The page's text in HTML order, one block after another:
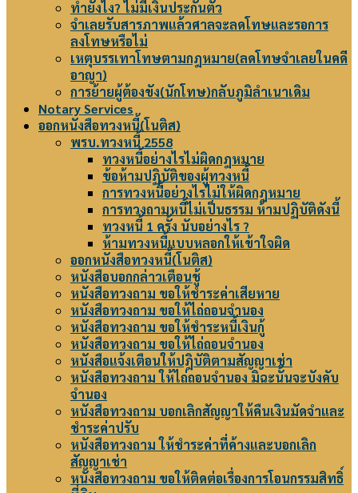
ทำยังไง? ไม่มีเงินประกันตัว
จำเลยรับสารภาพแล้วศาลจะลดโทษและรอการ
ลงโทษหรือไม่
เหตุบรรเทาโทษตามกฎหมาย(ลดโทษจำเลยในคดี
อาญา)
การย้ายผู้ต้องขัง(นักโทษ)กลับภูมิลำเนาเดิม
Notary Services
ออกหนังสือทวงหนี้(โนติส)
พรบ.ทวงหนี้ 2558
ทวงหนี้อย่างไรไม่ผิดกฎหมาย
ข้อห้ามปฏิบัติของผู้ทวงหนี้
การทวงหนี้อย่างไรไม่ให้ผิดกฎหมาย
การทวงถามหนี้ไม่เป็นธรรม ห้ามปฏิบัติดังนี้
ทวงหนี้ 1 ครั้ง นับอย่างไร ?
ห้ามทวงหนี้แบบหลอกให้เข้าใจผิด
ออกหนังสือทวงหนี้(โนติส)
หนังสือบอกกล่าวเตือนชู้
หนังสือทวงถาม ขอให้ชำระค่าเสียหาย
หนังสือทวงถาม ขอให้ไถ่ถอนจำนอง
หนังสือทวงถาม ขอให้ชำระหนี้เงินกู้
หนังสือทวงถาม ขอให้ไถ่ถอนจำนอง
หนังสือแจ้งเตือนให้ปฎิบัติตามสัญญาเช่า
หนังสือทวงถาม ให้ไถ่ถอนจำนอง มิฉะนั้นจะบังคับ
จำนอง
หนังสือทวงถาม บอกเลิกสัญญาให้คืนเงินมัดจำและ
ชำระค่าปรับ
หนังสือทวงถาม ให้ชำระค่าที่ค้างและบอกเลิก
สัญญาเช่า
หนังสือทวงถาม ขอให้ติดต่อเรื่องการโอนกรรมสิทธิ์